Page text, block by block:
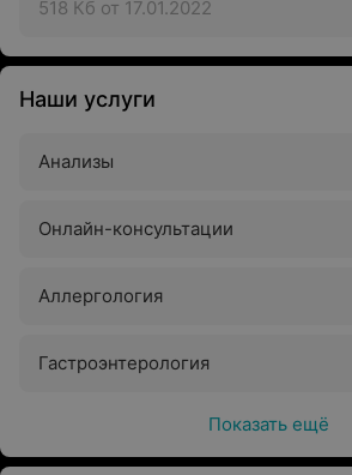
518 Кб от 17.01.2022
Наши услуги
Анализы
Онлайн-консультации
Аллергология
Гастроэнтерология
Показать ещё